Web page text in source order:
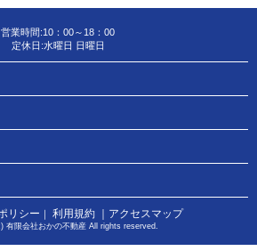
営業時間:10：00～18：00
定休日:水曜日 日曜日
リシー ｜ 利用規約 ｜アクセスマップ
有限会社おかの不動産 All rights reserved.